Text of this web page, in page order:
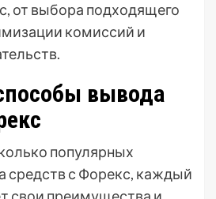
от выбора подходящего
комиссий и
вывода
популярных
средств с Форекс, каждый